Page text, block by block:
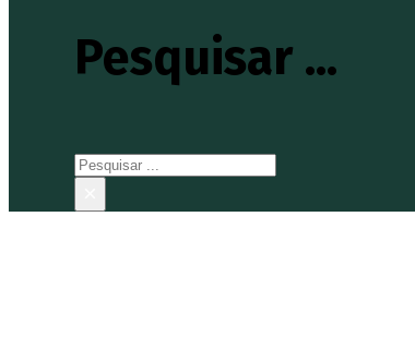
Pesquisar ...
Pesquisar